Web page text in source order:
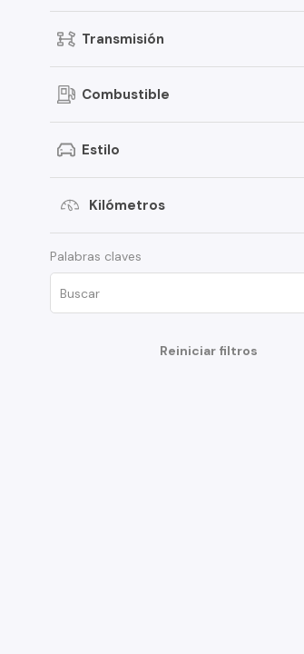
Transmisión
Combustible
Estilo
Kilómetros
Palabras claves
Reiniciar filtros